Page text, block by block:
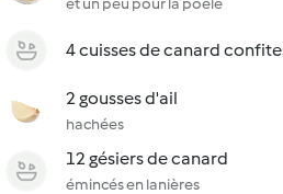
et un peu pour la poêle
4 cuisses de canard
2 gousses d'ail
hachées
12 gésiers de canard
émincés en lanières